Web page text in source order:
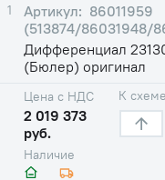
1
86011959
(513874/86031948/
Дифференциал
(Бюлер) оригинал
Наличие
Цена с НДС
2 019 373
руб.
К схеме